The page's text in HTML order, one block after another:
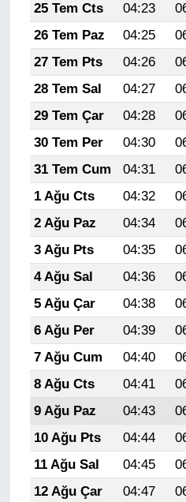
25 Tem Cts
04:23
26 Tem Paz
04:25
27 Tem Pts
04:26
28 Tem Sal
04:27
29 Tem Çar
04:28
30 Tem Per
04:30
31 Tem Cum
04:31
1 Ağu Cts
04:32
2 Ağu Paz
04:34
3 Ağu Pts
04:35
4 Ağu Sal
04:36
5 Ağu Çar
04:38
6 Ağu Per
04:39
7 Ağu Cum
04:40
8 Ağu Cts
04:41
9 Ağu Paz
04:43
10 Ağu Pts
04:44
11 Ağu Sal
04:45
12 Ağu Çar
04:47